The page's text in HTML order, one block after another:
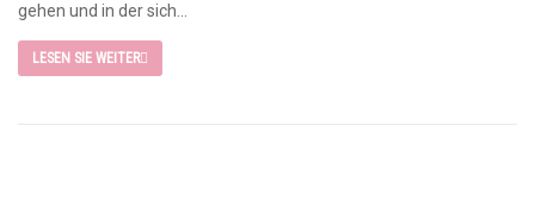
gehen und in der sich...
LESEN SIE WEITER